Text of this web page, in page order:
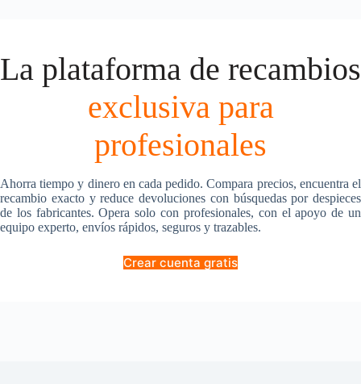
La plataforma de recambios
exclusiva para
profesionales
Ahorra tiempo y dinero en cada pedido. Compara precios, encuentra el
recambio exacto y reduce devoluciones con búsquedas por despieces
de los fabricantes. Opera solo con profesionales, con el apoyo de un
equipo experto, envíos rápidos, seguros y trazables.
Crear cuenta gratis